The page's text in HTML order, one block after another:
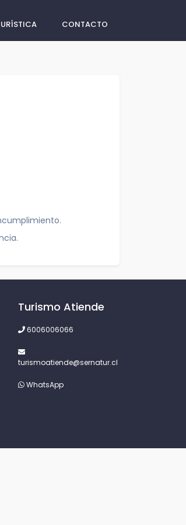
CONTACTO
Turismo Atiende
6006006066
turismoatiende@sernatur.cl
WhatsApp